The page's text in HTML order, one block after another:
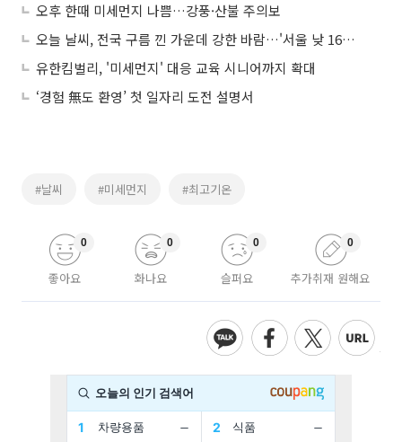
오후 한때 미세먼지 나쁨…강풍·산불 주의보
오늘 날씨, 전국 구름 낀 가운데 강한 바람…'서울 낮 16도' "미세먼지 '나쁨'“
유한킴벌리, '미세먼지' 대응 교육 시니어까지 확대
‘경험 無도 환영’ 첫 일자리 도전 설명서
#날씨 #미세먼지 #최고기온
좋아요
0
화나요
0
슬퍼요
0
추가취재 원해요
0